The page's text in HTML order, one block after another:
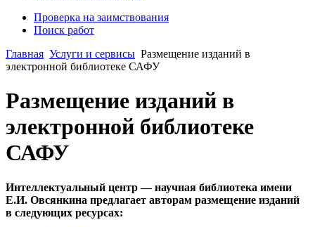
Проверка на заимствования
Поиск работ
Главная Услуги и сервисы Размещение изданий в
электронной библиотеке САФУ
Размещение изданий в
электронной библиотеке
САФУ
Интеллектуальный центр — научная библиотека имени
Е.И. Овся​нкина предлагает авторам размещение изданий
в следующих ресурсах: